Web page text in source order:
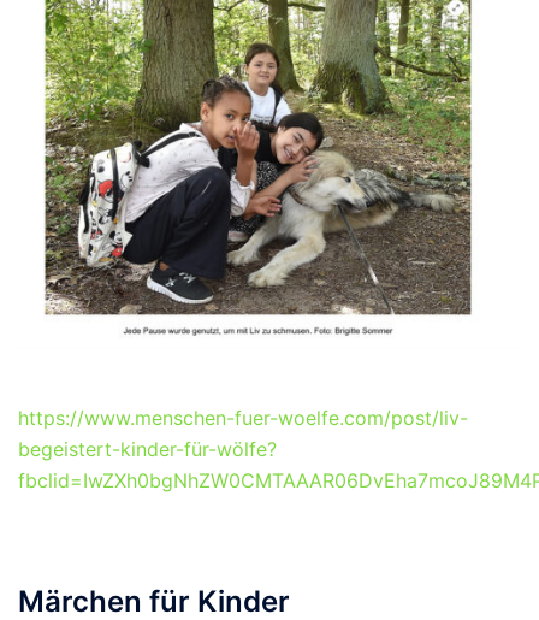
https://www.menschen-fuer-woelfe.com/post/liv-
begeistert-kinder-für-wölfe?
Märchen für Kinder